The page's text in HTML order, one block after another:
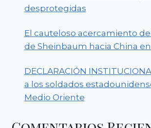
desprotegidas
El cauteloso acercamiento
de Sheinbaum hacia China
DECLARACIÓN
a los soldados
Medio Oriente